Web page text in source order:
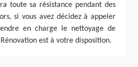
toute sa résistance pendant des
si vous avez décidez à appeler
en charge le nettoyage de
est à votre disposition.